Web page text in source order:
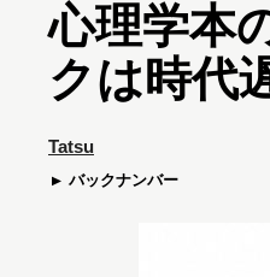
心理学本
クは時代
Tatsu
バックナンバー